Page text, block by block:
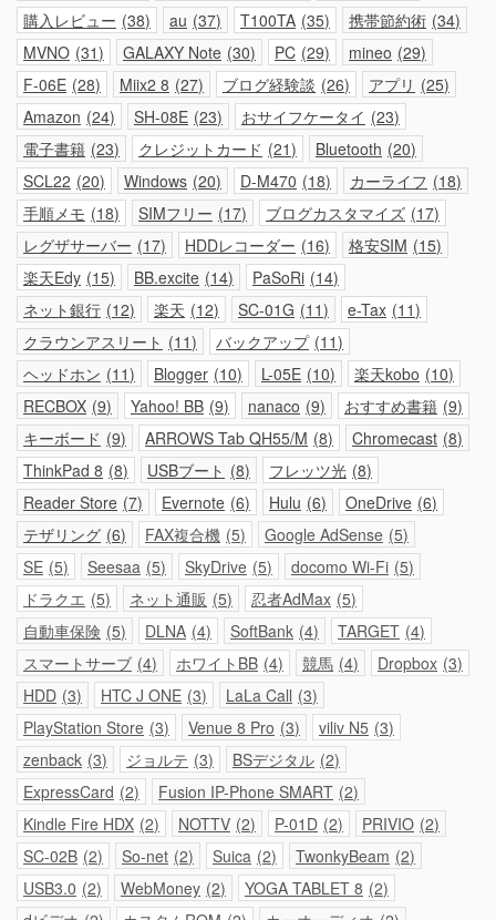
購入レビュー 38 au 37 T100TA 35 携帯節約術 34
MVNO 31 GALAXY Note 30 PC 29 mineo 29
F-06E 28 Miix2 8 27 ブログ経験談 26 アプリ
25
Amazon 24 SH-08E 23 おサイフケータイ 23
電子書籍 23 クレジットカード 21 Bluetooth 20
SCL22 20 Windows 20 D-M470 18 カーライフ
18
手順メモ 18 SIMフリー 17 ブログカスタマイズ 17
レグザサーバー 17 HDDレコーダー 16 格安SIM 15
楽天Edy 15 BB.excite 14 PaSoRi 14
ネット銀行 12 楽天 12 SC-01G 11 e-Tax 11
クラウンアスリート
11 バックアップ 11
ヘッドホン 11 Blogger 10 L-05E 10 楽天kobo 10
RECBOX 9 Yahoo! BB 9 nanaco 9 おすすめ書籍 9
キーボード 9 ARROWS Tab QH55/M 8 Chromecast 8
ThinkPad 8 8 USBブート 8 フレッツ光 8
Reader Store 7 Evernote 6 Hulu 6 OneDrive 6
テザリング 6 FAX複合機 5 Google AdSense 5
SE 5 Seesaa 5 SkyDrive 5 docomo Wi-Fi 5
ドラクエ 5 ネット通販 5 忍者AdMax 5
自動車保険 5 DLNA 4 SoftBank 4 TARGET 4
スマートサーブ 4 ホワイトBB 4 競馬 4 Dropbox 3
HDD 3 HTC J ONE 3 LaLa Call 3
PlayStation Store 3 Venue 8 Pro 3 viliv N5 3
zenback 3 ジョルテ 3 BSデジタル 2
ExpressCard 2 Fusion IP-Phone SMART 2
Kindle Fire HDX 2 NOTTV 2 P-01D 2 PRIVIO 2
SC-02B 2 So-net 2 Suica 2 TwonkyBeam 2
USB3.0 2 WebMoney 2 YOGA TABLET 8 2